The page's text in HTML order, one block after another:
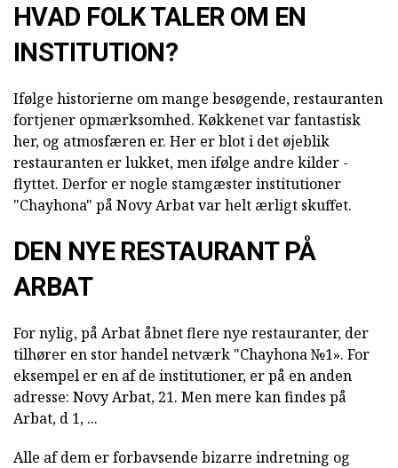
HVAD FOLK TALER OM EN
INSTITUTION?
Ifølge historierne om mange besøgende, restauranten
fortjener opmærksomhed. Køkkenet var fantastisk
her, og atmosfæren er. Her er blot i det øjeblik
restauranten er lukket, men ifølge andre kilder -
flyttet. Derfor er nogle stamgæster institutioner
"Chayhona" på Novy Arbat var helt ærligt skuffet.
DEN NYE RESTAURANT PÅ
ARBAT
For nylig, på Arbat åbnet flere nye restauranter, der
tilhører en stor handel netværk "Chayhona №1». For
eksempel er en af de institutioner, er på en anden
adresse: Novy Arbat, 21. Men mere kan findes på
Arbat, d 1, ...
Alle af dem er forbavsende bizarre indretning og